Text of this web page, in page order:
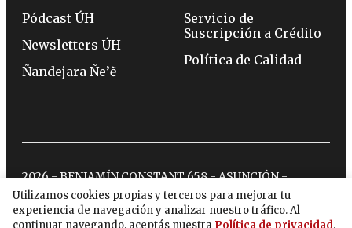
Utilizamos cookies propias y terceros para mejorar tu
experiencia de navegación y analizar nuestro tráfico. Al
continuar navegando, aceptás nuestra Política de privacidad .
Pódcast ÚH
Newsletters ÚH
Ñandejara Ñe’ẽ
Servicio de
Suscripción a Crédito
Política de Calidad
2026 - BENJAMÍN CONSTANT 658 - ASUNCIÓN -
TELÉFONO: (0994) 715 715